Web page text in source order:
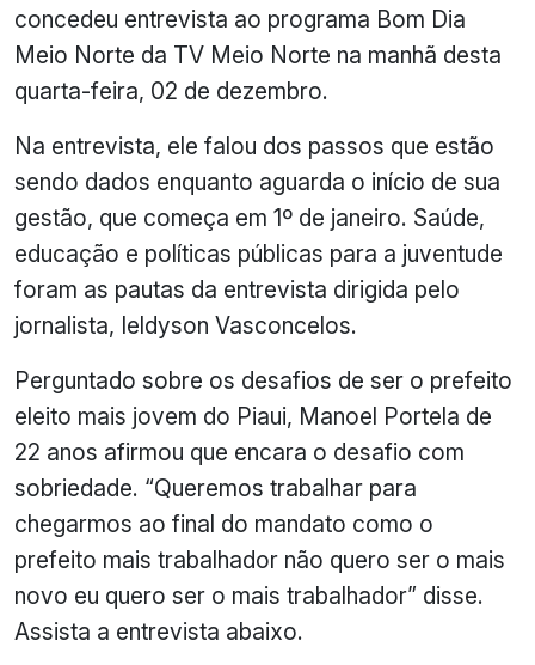
concedeu entrevista ao programa Bom Dia
Meio Norte da TV Meio Norte na manhã desta
quarta-feira, 02 de dezembro.
Na entrevista, ele falou dos passos que estão
sendo dados enquanto aguarda o início de sua
gestão, que começa em 1º de janeiro. Saúde,
educação e políticas públicas para a juventude
foram as pautas da entrevista dirigida pelo
jornalista, Ieldyson Vasconcelos.
Perguntado sobre os desafios de ser o prefeito
eleito mais jovem do Piaui, Manoel Portela de
22 anos afirmou que encara o desafio com
sobriedade. “Queremos trabalhar para
chegarmos ao final do mandato como o
prefeito mais trabalhador não quero ser o mais
novo eu quero ser o mais trabalhador” disse.
Assista a entrevista abaixo.